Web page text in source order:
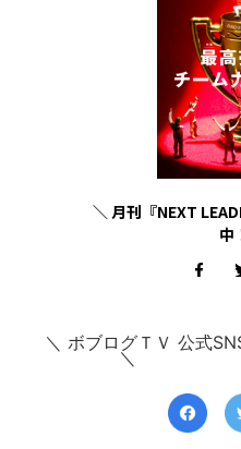
＼ 月刊『NEXT
中
＼ ボブログＴＶ 公式